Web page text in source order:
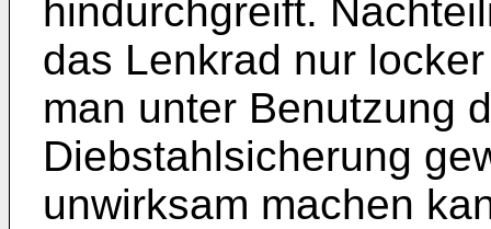
hindurchgreift.
das Lenkrad nur
man unter Benutzung
Diebstahlsicherung
unwirksam machen